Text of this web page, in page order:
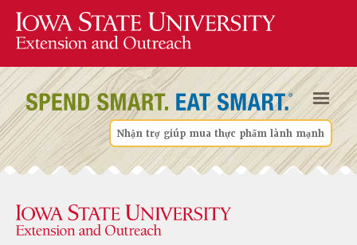
Nhận trợ giúp mua thực phẩm lành mạnh